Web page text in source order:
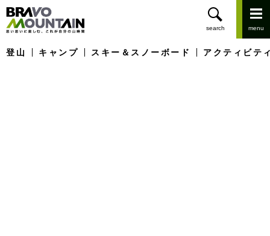
登山 キャンプ スキー＆スノーボード アクティビテ